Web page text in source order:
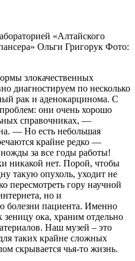
«Алтайского
Ольги Григорук Фото:
злокачественных
диагностируем по несколько
рак и аденокарцинома. С
они очень хорошо
справочниках, —
— Но есть небольшая
крайне редко —
за все годы работы!
никакой нет. Порой, чтобы
такую опухоль, уходит не
пересмотреть гору научной
но и
болезни пациента. Именно
ока, храним отдельно
Наш музей – это
таких крайне сложных
скрывается чья-то жизнь.